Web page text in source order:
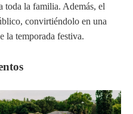
toda la familia. Además, el
convirtiéndolo en una
la temporada festiva.